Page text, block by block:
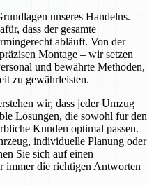
unseres Handelns.
dass der gesamte
abläuft. Von der
Montage – wir setzen
und bewährte Methoden,
zu gewährleisten.
wir, dass jeder Umzug
Lösungen, die sowohl für den
Kunden optimal passen.
individuelle Planung oder
Sie sich auf einen
immer die richtigen Antworten